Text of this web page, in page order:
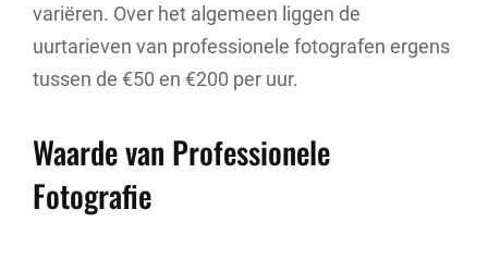
variëren. Over het algemeen liggen de
uurtarieven van professionele fotografen ergens
tussen de €50 en €200 per uur.
Waarde van Professionele
Fotografie